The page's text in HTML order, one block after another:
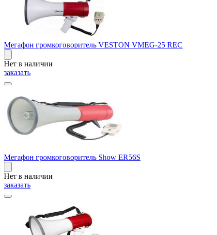
Мегафон громкоговоритель VESTON VMEG-25 REC
Нет в наличии
заказать
Мегафон громкоговоритель Show ER56S
Нет в наличии
заказать